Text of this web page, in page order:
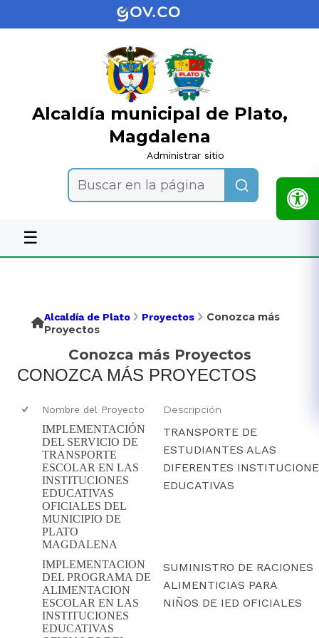
Alcaldía municipal de Plato,
Magdalena
Administrar sitio
Buscar en la página
☰
Alcaldía de Plato Proyectos
Conozca más
Proyectos
Conozca más Proyectos
CONOZCA MÁS PROYECTOS
Nombre del Proyecto Descripción
IMPLEMENTACIÓN
DEL SERVICIO DE
TRANSPORTE
ESCOLAR EN LAS
INSTITUCIONES
EDUCATIVAS
OFICIALES DEL
MUNICIPIO DE
PLATO
MAGDALENA
​TRANSPORTE DE
ESTUDIANTES ALAS
DIFERENTES
EDUCATIVAS​
IMPLEMENTACION
DEL PROGRAMA DE
ALIMENTACION
ESCOLAR EN LAS
INSTITUCIONES
EDUCATIVAS
​SUMINISTRO DE RACIONES
ALIMENTICIAS PARA
NIÑOS DE IED OFICIALES​